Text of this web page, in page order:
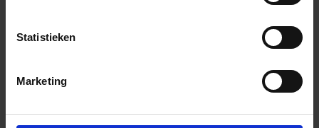
Statistieken
Marketing